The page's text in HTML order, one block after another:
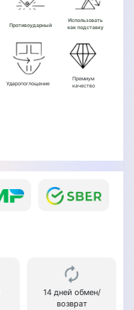
Противоударный
Использовать
как подставку
Ударопоглощение
Премиум
качество
14 дней обмен/
возврат